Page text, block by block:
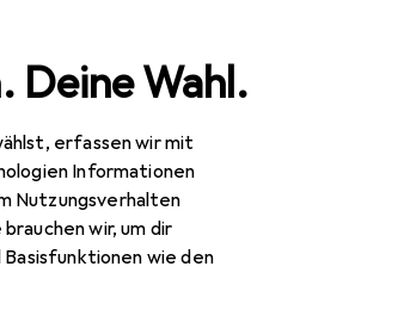
Deine Wahl.
erfassen wir mit
Informationen
Nutzungsverhalten
wir, um dir
Basisfunktionen wie den
Wohnen Heimtextilien